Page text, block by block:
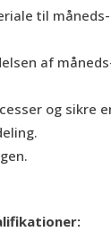
til
af
og sikre